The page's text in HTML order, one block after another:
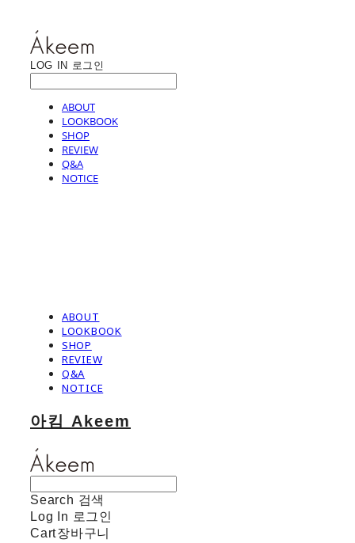
LOG IN 로그인
ABOUT
LOOKBOOK
SHOP
REVIEW
Q&A
NOTICE
ABOUT
LOOKBOOK
SHOP
REVIEW
Q&A
NOTICE
아킴 Akeem
Search 검색
Log In 로그인
Cart장바구니